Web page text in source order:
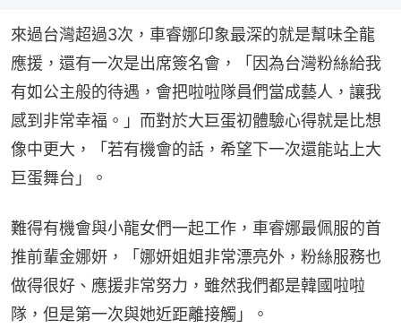
來過台灣超過3次，車睿娜印象最深的就是幫味全龍
應援，還有一次是出席簽名會，「因為台灣粉絲給我
有如公主般的待遇，會把啦啦隊員們當成藝人，讓我
感到非常幸福。」而對於大巨蛋初體驗心得就是比想
像中更大，「若有機會的話，希望下一次還能站上大
巨蛋舞台」。
難得有機會與小龍女們一起工作，車睿娜最佩服的首
推前輩金娜妍，「娜妍姐姐非常漂亮外，粉絲服務也
做得很好、應援非常努力，雖然我們都是韓國啦啦
隊，但是第一次與她近距離接觸」。